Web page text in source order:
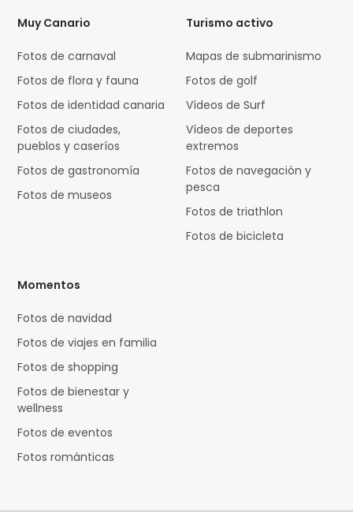
Muy Canario
Fotos de carnaval
Fotos de flora y fauna
Fotos de identidad canaria
Fotos de ciudades,
pueblos y caseríos
Fotos de gastronomía
Fotos de museos
Turismo activo
Mapas de submarinismo
Fotos de golf
Vídeos de Surf
Vídeos de deportes
extremos
Fotos de navegación y
pesca
Fotos de triathlon
Fotos de bicicleta
Momentos
Fotos de navidad
Fotos de viajes en familia
Fotos de shopping
Fotos de bienestar y
wellness
Fotos de eventos
Fotos románticas